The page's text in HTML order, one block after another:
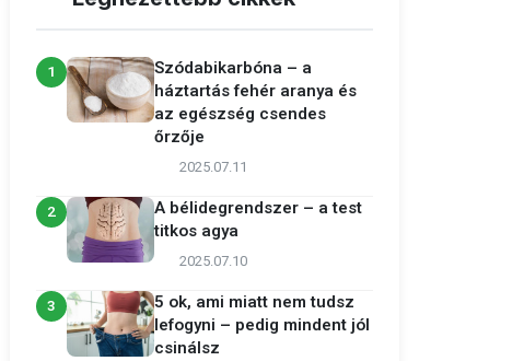
1
Szódabikarbóna – a
háztartás fehér aranya és
az egészség csendes
őrzője
2025.07.11
2
A bélidegrendszer – a test
titkos agya
2025.07.10
3
5 ok, ami miatt nem tudsz
lefogyni – pedig mindent jól
csinálsz